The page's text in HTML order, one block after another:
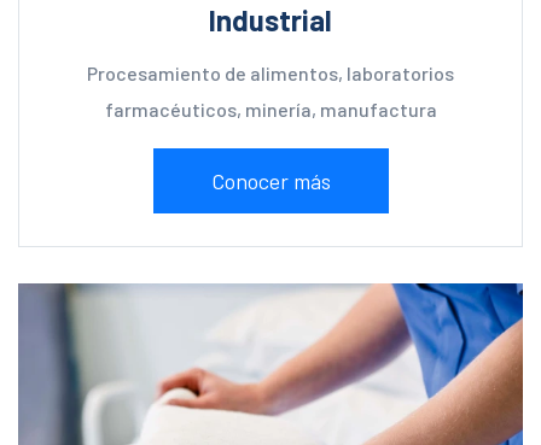
Industrial
Procesamiento de alimentos, laboratorios
farmacéuticos, minería, manufactura
Conocer más